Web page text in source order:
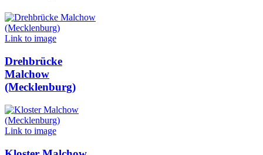
Link to image
Drehbrücke
Malchow
(Mecklenburg)
Link to image